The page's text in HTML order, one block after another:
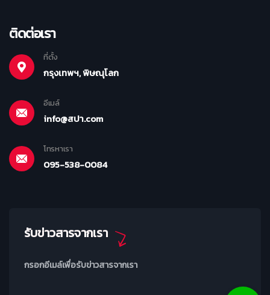
ติดต่อเรา
ที่ตั้ง
กรุงเทพฯ, พิษณุโลก
อีเมล์
info@สปา.com
โทรหาเรา
095-538-0084
รับข่าวสารจากเรา
กรอกอีเมล์เพื่อรับข่าวสารจากเรา